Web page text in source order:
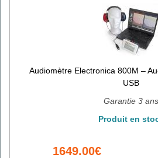
Audiomètre Electronica 800M –
USB
Garantie 3 ans
Produit en
1649.00€